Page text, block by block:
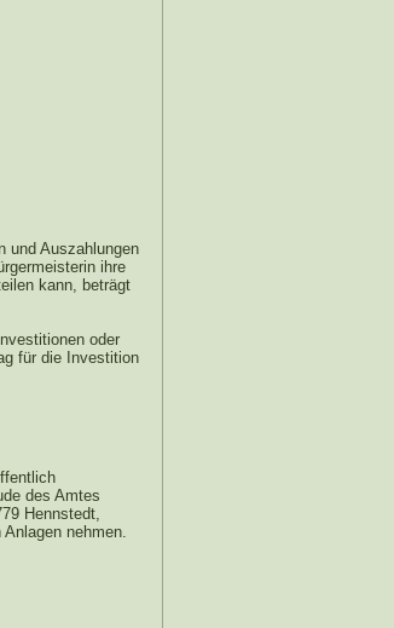
und Auszahlungen
ihre
kann, beträgt
oder
für die Investition
des Amtes
Hennstedt,
nehmen.